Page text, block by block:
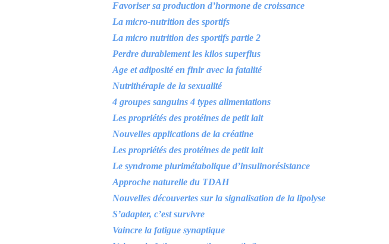
Favoriser sa production d’hormone de croissance
La micro-nutrition des sportifs
La micro nutrition des sportifs partie 2
Perdre durablement les kilos superflus
Age et adiposité en finir avec la fatalité
Nutrithérapie de la sexualité
4 groupes sanguins 4 types alimentations
Les propriétés des protéines de petit lait
Nouvelles applications de la créatine
Les propriétés des protéines de petit lait
Le syndrome plurimétabolique d’insulinorésistance
Approche naturelle du TDAH
Nouvelles découvertes sur la signalisation de la lipolyse
S’adapter, c’est survivre
Vaincre la fatigue synaptique